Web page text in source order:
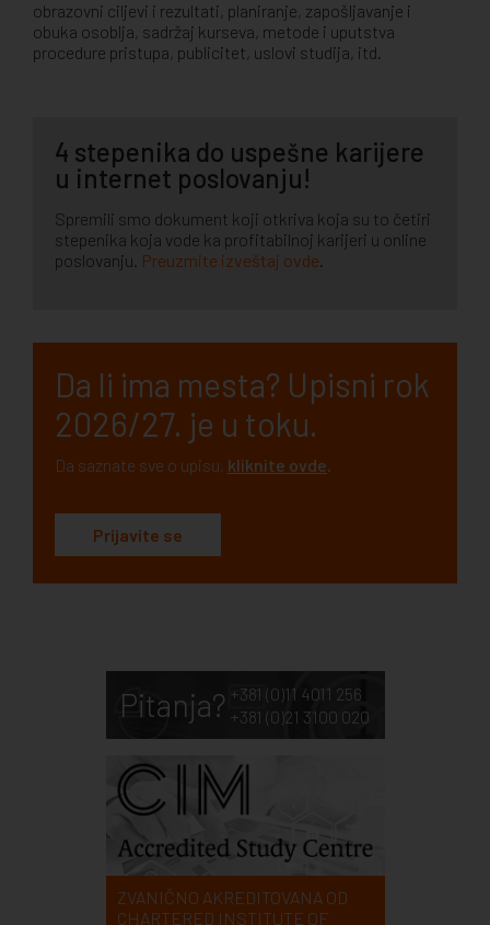
Pitanja? +381 (0)11 4011 256
+381 (0)21 3100 020
ZVANIČNO AKREDITOVANA OD
CHARTERED INSTITUTE OF
obrazovni ciljevi i rezultati, planiranje, zapošljavanje i
obuka osoblja, sadržaj kurseva, metode i uputstva
procedure pristupa, publicitet, uslovi studija, itd.
4 stepenika do uspešne karijere
u internet poslovanju!
Spremili smo dokument koji otkriva koja su to četiri
stepenika koja vode ka profitabilnoj karijeri u online
poslovanju. Preuzmite izveštaj ovde.
Da li ima mesta? Upisni rok
2026/27. je u toku.
Da saznate sve o upisu, kliknite ovde.
Prijavite se